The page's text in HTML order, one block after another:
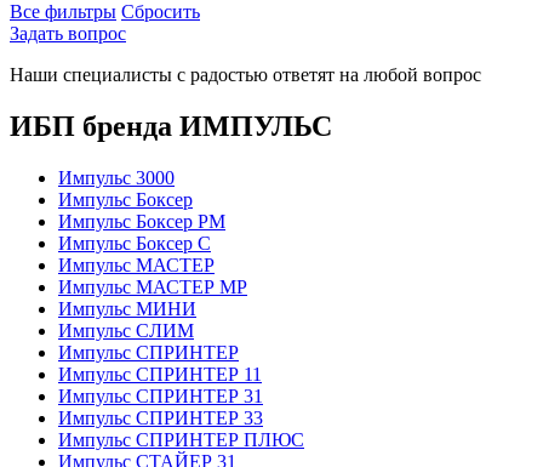
Все фильтры Сбросить
Задать вопрос
Наши специалисты с радостью ответят на любой вопрос
ИБП бренда ИМПУЛЬС
Импульс 3000
Импульс Боксер
Импульс Боксер РМ
Импульс Боксер С
Импульс МАСТЕР
Импульс МАСТЕР МР
Импульс МИНИ
Импульс СЛИМ
Импульс СПРИНТЕР
Импульс СПРИНТЕР 11
Импульс СПРИНТЕР 31
Импульс СПРИНТЕР 33
Импульс СПРИНТЕР ПЛЮС
Импульс СТАЙЕР 31